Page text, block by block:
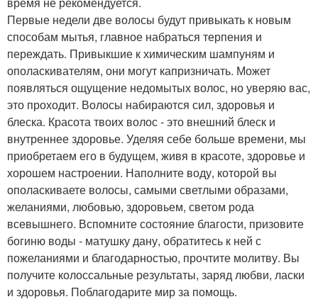
Первые недели две волосы будут привыкать к новым
способам мытья, главное набраться терпения и
переждать. Привыкшие к химическим шампуням и
ополаскивателям, они могут капризничать. Может
появляться ощущение недомытых волос, но уверяю вас,
это проходит. Волосы набираются сил, здоровья и
блеска. Красота твоих волос - это внешний блеск и
внутреннее здоровье. Уделяя себе больше времени, мы
приобретаем его в будущем, живя в красоте, здоровье и
хорошем настроении. Наполните воду, которой вы
ополаскиваете волосы, самыми светлыми образами,
желаниями, любовью, здоровьем, светом рода
всевышнего. Вспомните состояние благости, призовите
богиню воды - матушку дану, обратитесь к ней с
пожеланиями и благодарностью, прочтите молитву. Вы
получите колоссальные результаты, заряд любви, ласки
и здоровья. Поблагодарите мир за помощь.